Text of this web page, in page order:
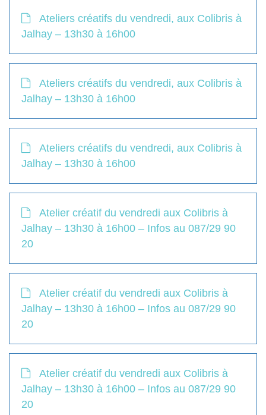
Ateliers créatifs du vendredi, aux Colibris à
Jalhay – 13h30 à 16h00
Ateliers créatifs du vendredi, aux Colibris à
Jalhay – 13h30 à 16h00
Ateliers créatifs du vendredi, aux Colibris à
Jalhay – 13h30 à 16h00
Atelier créatif du vendredi aux Colibris à
Jalhay – 13h30 à 16h00 – Infos au 087/29 90
20
Atelier créatif du vendredi aux Colibris à
Jalhay – 13h30 à 16h00 – Infos au 087/29 90
20
Atelier créatif du vendredi aux Colibris à
Jalhay – 13h30 à 16h00 – Infos au 087/29 90
20